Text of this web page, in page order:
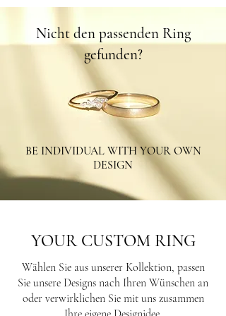
Nicht den passenden Ring
gefunden?
BE INDIVIDUAL WITH YOUR OWN
DESIGN
YOUR CUSTOM RING
Wählen Sie aus unserer Kollektion, passen
Sie unsere Designs nach Ihren Wünschen an
oder verwirklichen Sie mit uns zusammen